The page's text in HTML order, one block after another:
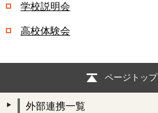
学校説明会
高校体験会
ページトップ
外部連携一覧